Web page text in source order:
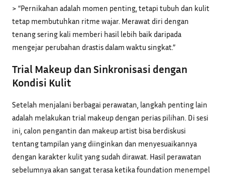
> “Pernikahan adalah momen penting, tetapi tubuh dan kulit
tetap membutuhkan ritme wajar. Merawat diri dengan
tenang sering kali memberi hasil lebih baik daripada
mengejar perubahan drastis dalam waktu singkat.”
Trial Makeup dan Sinkronisasi dengan
Kondisi Kulit
Setelah menjalani berbagai perawatan, langkah penting lain
adalah melakukan trial makeup dengan perias pilihan. Di sesi
ini, calon pengantin dan makeup artist bisa berdiskusi
tentang tampilan yang diinginkan dan menyesuaikannya
dengan karakter kulit yang sudah dirawat. Hasil perawatan
sebelumnya akan sangat terasa ketika foundation menempel